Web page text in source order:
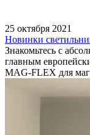
25 октября 2021
Новинки
Знакомьтесь с
главным
MAG-FLEX для